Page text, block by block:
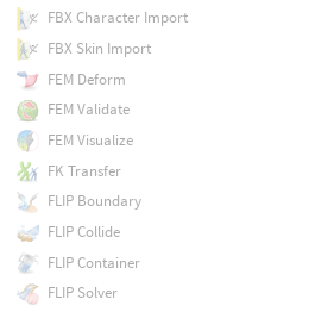
FBX Character Import
FBX Skin Import
FEM Deform
FEM Validate
FEM Visualize
FK Transfer
FLIP Boundary
FLIP Collide
FLIP Container
FLIP Solver